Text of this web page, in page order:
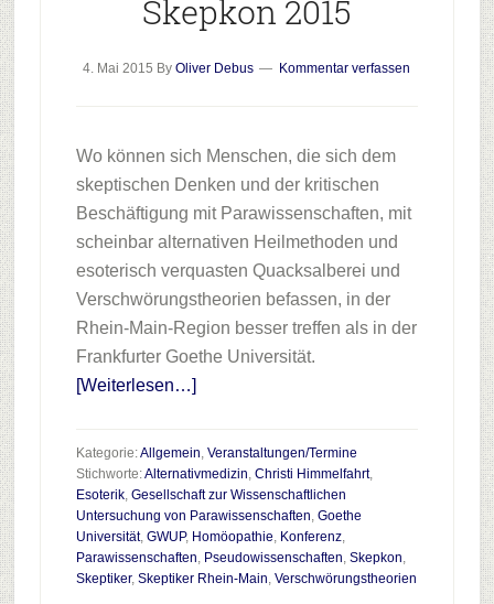
Skepkon 2015
4. Mai 2015 ByOliver Debus Kommentar verfassen
Wo können sich Menschen, die sich dem
skeptischen Denken und der kritischen
Beschäftigung mit Parawissenschaften, mit
scheinbar alternativen Heilmethoden und
esoterisch verquasten Quacksalberei und
Verschwörungstheorien befassen, in der
Rhein-Main-Region besser treffen als in der
Frankfurter Goethe Universität.
[Weiterlesen…]Infos
Skepkon
2015
Kategorie:Allgemein, Veranstaltungen/Termine
Stichworte:Alternativmedizin, Christi Himmelfahrt,
Esoterik, Gesellschaft zur Wissenschaftlichen
Untersuchung von Parawissenschaften, Goethe
Universität, GWUP, Homöopathie, Konferenz,
Parawissenschaften, Pseudowissenschaften, Skepkon,
Skeptiker, Skeptiker Rhein-Main, Verschwörungstheorien